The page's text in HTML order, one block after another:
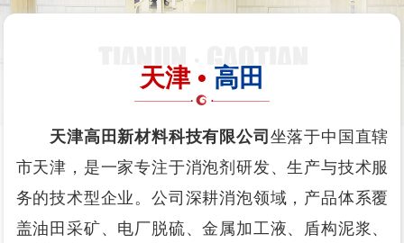
天津 • 高田
天津高田新材料科技有限公司 坐落于中国直辖
市天津，是一家专注于消泡剂研发、生产与技术服
务的技术型企业。公司深耕消泡领域，产品体系覆
盖油田采矿、电厂脱硫、金属加工液、盾构泥浆、